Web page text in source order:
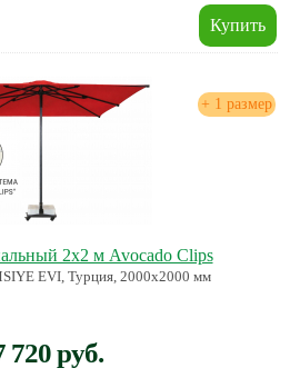
+ 1 размер
2х2 м Avocado Clips
EVI, Турция, 2000х2000 мм
720 руб.